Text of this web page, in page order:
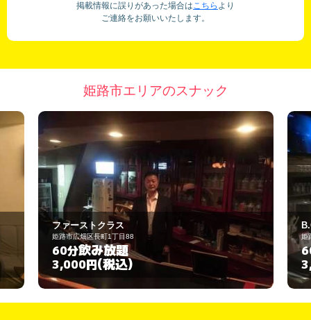
掲載情報に誤りがあった場合はこちら より
ご連絡をお願いいたします。
姫路市エリアのスナック
B.G
姫路市塩町88
60分飲み放題
3,000円(税込)